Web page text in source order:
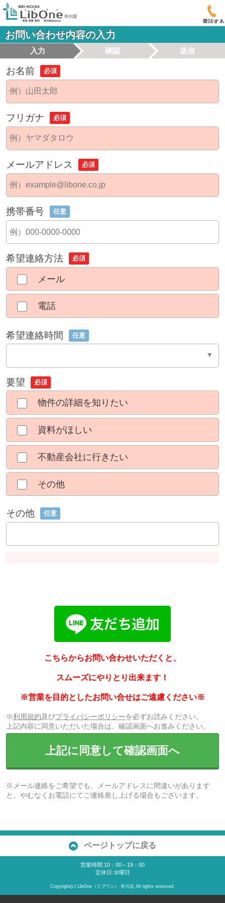
電話する
お問い合わせ内容の入力
入力 確認 送信
お名前 必須
フリガナ 必須
メールアドレス 必須
携帯番号 任意
希望連絡方法 必須
メール
電話
希望連絡時間 任意
要望 必須
物件の詳細を知りたい
資料がほしい
不動産会社に行きたい
その他
その他 任意
こちらからお問い合わせいただくと、
スムーズにやりとり出来ます！
※営業を目的としたお問い合せはご遠慮ください※
※利用規約及びプライバシーポリシーを必ずお読みください。
上記内容に同意いただいた場合は、確認画面へお進みください。
上記に同意して確認画面へ
※メール連絡をご希望でも、メールアドレスに間違いがあります
と、やむなくお電話にてご連絡差し上げる場合もございます。
ページトップに戻る
営業時間:10：00～19：00
定休日:水曜日
Copyright(c) LibOne（リブワン） 市川店 All rights reserved.